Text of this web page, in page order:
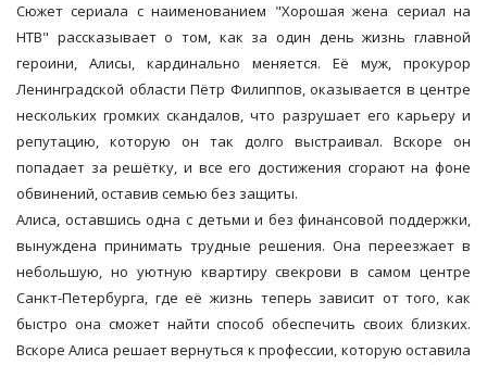
Сюжет сериала с наименованием "Хорошая жена сериал на
НТВ" рассказывает о том, как за один день жизнь главной
героини, Алисы, кардинально меняется. Её муж, прокурор
Ленинградской области Пётр Филиппов, оказывается в центре
нескольких громких скандалов, что разрушает его карьеру и
репутацию, которую он так долго выстраивал. Вскоре он
попадает за решётку, и все его достижения сгорают на фоне
обвинений, оставив семью без защиты.
Алиса, оставшись одна с детьми и без финансовой поддержки,
вынуждена принимать трудные решения. Она переезжает в
небольшую, но уютную квартиру свекрови в самом центре
Санкт-Петербурга, где её жизнь теперь зависит от того, как
быстро она сможет найти способ обеспечить своих близких.
Вскоре Алиса решает вернуться к профессии, которую оставила